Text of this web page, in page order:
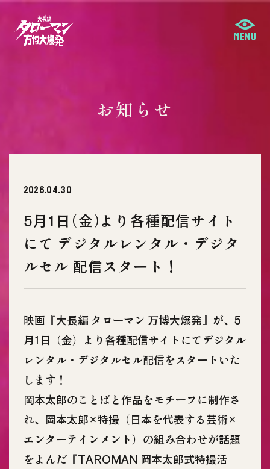
お知らせ
2026.04.30
5月1日(金)より各種配信サイト
にて デジタルレンタル・デジタ
ルセル 配信スタート！
映画『大長編 タローマン 万博大爆発』が、5
月1日（金）より各種配信サイトにてデジタル
レンタル・デジタルセル配信をスタートいた
します！
岡本太郎のことばと作品をモチーフに制作さ
れ、岡本太郎×特撮（日本を代表する芸術×
エンターテインメント）の組み合わせが話題
をよんだ『TAROMAN 岡本太郎式特撮活